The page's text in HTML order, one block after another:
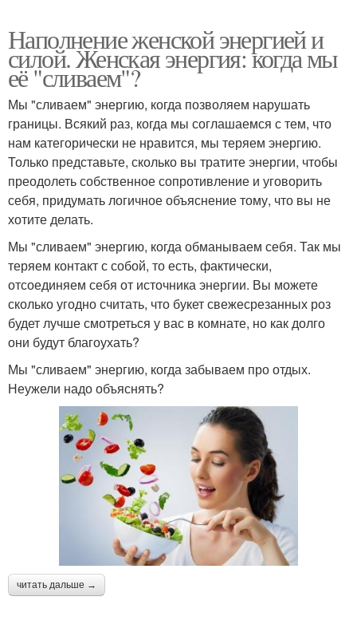
Наполнение женской энергией и
силой. Женская энергия: когда мы
её "сливаем"?
Мы "сливаем" энергию, когда позволяем нарушать
границы. Всякий раз, когда мы соглашаемся с тем, что
нам категорически не нравится, мы теряем энергию.
Только представьте, сколько вы тратите энергии, чтобы
преодолеть собственное сопротивление и уговорить
себя, придумать логичное объяснение тому, что вы не
хотите делать.
Мы "сливаем" энергию, когда обманываем себя. Так мы
теряем контакт с собой, то есть, фактически,
отсоединяем себя от источника энергии. Вы можете
сколько угодно считать, что букет свежесрезанных роз
будет лучше смотреться у вас в комнате, но как долго
они будут благоухать?
Мы "сливаем" энергию, когда забываем про отдых.
Неужели надо объяснять?
читать дальше →